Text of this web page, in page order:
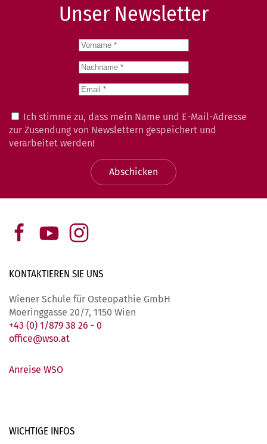
Unser Newsletter
Ich stimme zu, dass mein Name und E-Mail-Adresse
zur Zusendung von Newslettern gespeichert und
verarbeitet werden!
Abschicken
KONTAKTIEREN SIE UNS
Wiener Schule für Osteopathie GmbH
Moeringgasse 20/7, 1150 Wien
+43 (0) 1/879 38 26 - 0
office@wso.at
Anreise WSO
WICHTIGE INFOS